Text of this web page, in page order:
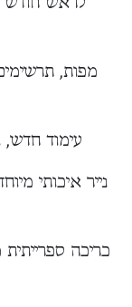
• עימוד חדש,